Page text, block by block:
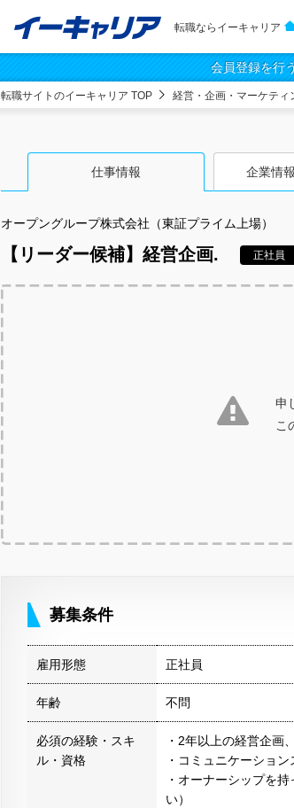
転職ならイーキャリア
会員登録を行
転職サイトのイーキャリア TOP 経営・企画・マーケティ
仕事情報 企業情
オープングループ株式会社（東証プライム上場）
【リーダー候補】経営企画. 正社員
申
こ
募集条件
雇用形態 正社員
年齢 不問
必須の経験・スキ
ル・資格
・2年以上の経営企画
・コミュニケーション
・オーナーシップを
い）